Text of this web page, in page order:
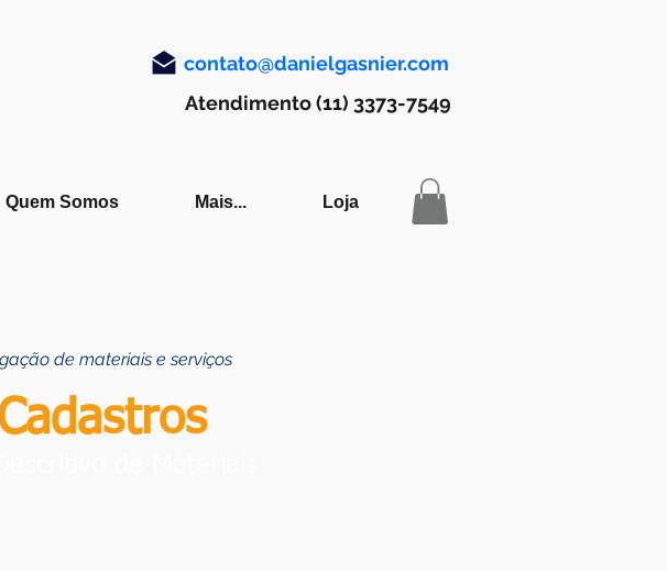
contato@danielgasnier.com
Atendimento (11) 3373-7549
Quem Somos Mais... Loja
de materiais e serviços